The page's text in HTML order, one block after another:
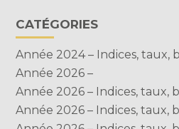
CATÉGORIES
Année 2024 – Indices, taux,
Année 2026 –
Année 2026 – Indices, taux,
Année 2026 – Indices, taux,